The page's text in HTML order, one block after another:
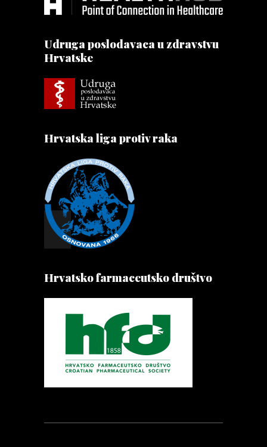
Udruga poslodavaca u zdravstvu
Hrvatske
Hrvatska liga protiv raka
Hrvatsko farmaceutsko društvo